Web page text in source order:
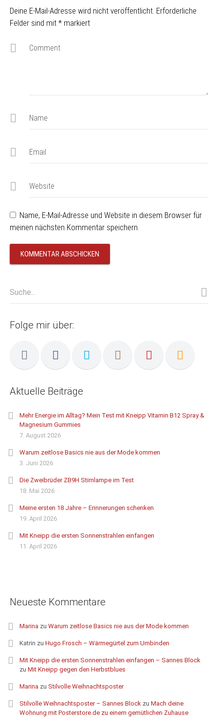
Deine E-Mail-Adresse wird nicht veröffentlicht. Erforderliche
Felder sind mit * markiert
Comment
Name
Email
Website
Name, E-Mail-Adresse und Website in diesem Browser für
meinen nächsten Kommentar speichern.
Folge mir über:
Aktuelle Beiträge
Mehr Energie im Alltag? Mein Test mit Kneipp Vitamin B12 Spray &
Magnesium Gummies
7. August 2026
Warum zeitlose Basics nie aus der Mode kommen
3. Juni 2026
Die Zweibrüder ZB9H Stirnlampe im Test
18. Mai 2026
Meine ersten 18 Jahre – Erinnerungen schenken
19. April 2026
Mit Kneipp die ersten Sonnenstrahlen einfangen
11. April 2026
Neueste Kommentare
Marina zu Warum zeitlose Basics nie aus der Mode kommen
Katrin zu Hugo Frosch – Wärmegürtel zum Umbinden
Mit Kneipp die ersten Sonnenstrahlen einfangen – Sannes Block
zu Mit Kneipp gegen den Herbstblues
Marina zu Stilvolle Weihnachtsposter
Stilvolle Weihnachtsposter – Sannes Block zu Mach deine
Wohnung mit Posterstore.de zu einem gemütlichen Zuhause